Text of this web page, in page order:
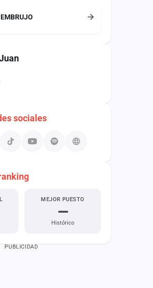
sociales
MEJOR PUESTO
—
Histórico
PUBLICIDAD